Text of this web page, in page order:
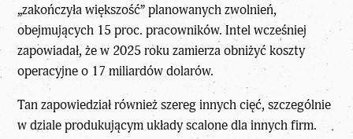
„zakończyła większość” planowanych zwolnień,
obejmujących 15 proc. pracowników. Intel wcześniej
zapowiadał, że w 2025 roku zamierza obniżyć koszty
operacyjne o 17 miliardów dolarów.
Tan zapowiedział również szereg innych cięć, szczególnie
w dziale produkującym układy scalone dla innych firm.